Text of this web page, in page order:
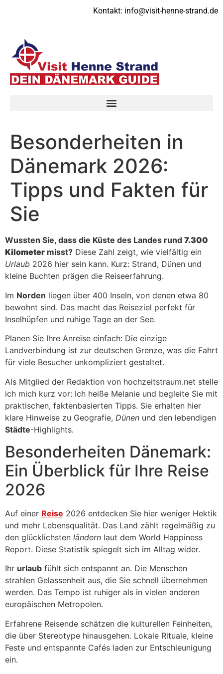
Kontakt: info@visit-henne-strand.de
Besonderheiten in
Dänemark 2026:
Tipps und Fakten für
Sie
Wussten Sie, dass die Küste des Landes rund 7.300
Kilometer misst? Diese Zahl zeigt, wie vielfältig ein
Urlaub 2026 hier sein kann. Kurz: Strand, Dünen und
kleine Buchten prägen die Reiseerfahrung.
Im Norden liegen über 400 Inseln, von denen etwa 80
bewohnt sind. Das macht das Reiseziel perfekt für
Inselhüpfen und ruhige Tage an der See.
Planen Sie Ihre Anreise einfach: Die einzige
Landverbindung ist zur deutschen Grenze, was die Fahrt
für viele Besucher unkompliziert gestaltet.
Als Mitglied der Redaktion von hochzeitstraum.net stelle
ich mich kurz vor: Ich heiße Melanie und begleite Sie mit
praktischen, faktenbasierten Tipps. Sie erhalten hier
klare Hinweise zu Geografie, Dünen und den lebendigen
Städte-Highlights.
Besonderheiten Dänemark:
Ein Überblick für Ihre Reise
2026
Auf einer Reise 2026 entdecken Sie hier weniger Hektik
und mehr Lebensqualität. Das Land zählt regelmäßig zu
den glücklichsten ländern laut dem World Happiness
Report. Diese Statistik spiegelt sich im Alltag wider.
Ihr urlaub fühlt sich entspannt an. Die Menschen
strahlen Gelassenheit aus, die Sie schnell übernehmen
werden. Das Tempo ist ruhiger als in vielen anderen
europäischen Metropolen.
Erfahrene Reisende schätzen die kulturellen Feinheiten,
die über Stereotype hinausgehen. Lokale Rituale, kleine
Feste und entspannte Cafés laden zur Entschleunigung
ein.